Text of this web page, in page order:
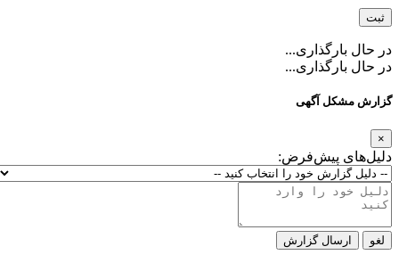
در حال بارگذاری...
در حال بارگذاری...
گزارش مشکل آگهی
×
دلیل‌های پیش‌فرض:
لغو ارسال گزارش